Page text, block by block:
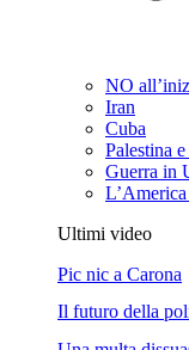
NO
Iran
Cuba
Palestina
Guerra in
Ultimi video
Pic nic a Carona
Il futuro della